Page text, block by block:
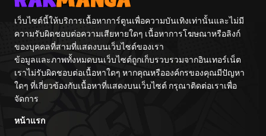
เว็บไซต์นี้ให้บริการเนื้อหาการ์ตูนเพื่อความบันเทิงเท่านั้นและไม่มี
ความรับผิดชอบต่อความเสียหายใดๆ เนื้อหาการโฆษณาหรือลิงก์
ของบุคคลที่สามที่แสดงบนเว็บไซต์ของเรา
ข้อมูลและภาพทั้งหมดบนเว็บไซต์ถูกเก็บรวบรวมจากอินเทอร์เน็ต
เราไม่รับผิดชอบต่อเนื้อหาใดๆ หากคุณหรือองค์กรของคุณมีปัญหา
ใดๆ ที่เกี่ยวข้องกับเนื้อหาที่แสดงบนเว็บไซต์ กรุณาติดต่อเราเพื่อ
จัดการ
หน้าแรก